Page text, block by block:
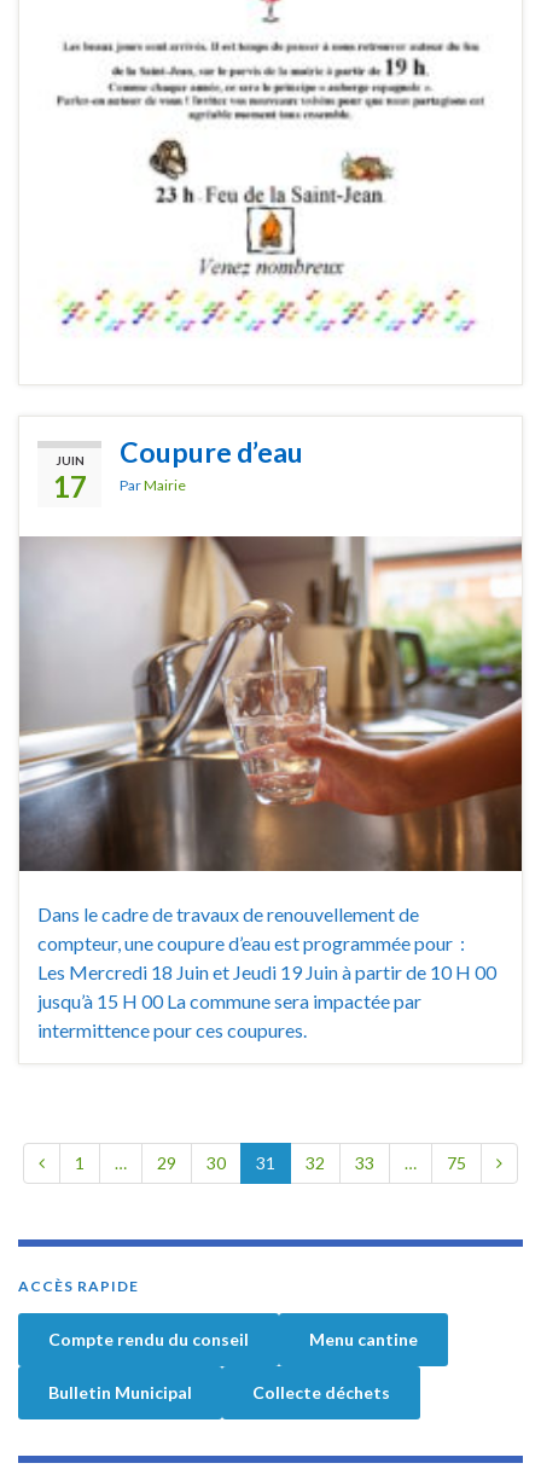
JUIN
17
Coupure d’eau
ParMairie
Dans le cadre de travaux de renouvellement de
compteur, une coupure d’eau est programmée pour :
Les Mercredi 18 Juin et Jeudi 19 Juin à partir de 10 H 00
jusqu’à 15 H 00 La commune sera impactée par
intermittence pour ces coupures.
1 … 29 30 31 32 33 … 75
ACCÈS RAPIDE
Compte rendu du conseil Menu cantine
Bulletin Municipal Collecte déchets